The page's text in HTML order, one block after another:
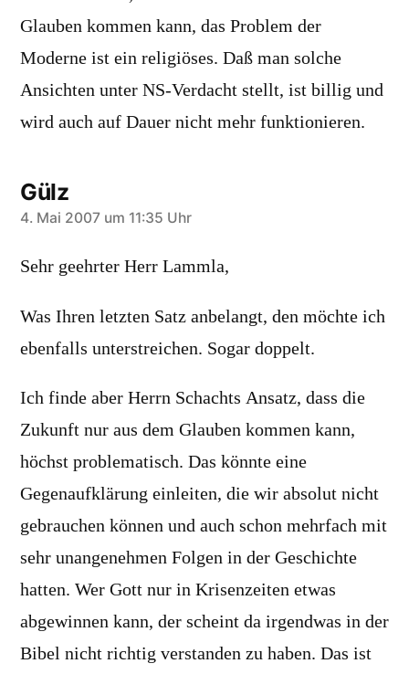
Glauben kommen kann, das Problem der
Moderne ist ein religiöses. Daß man solche
Ansichten unter NS-Verdacht stellt, ist billig und
wird auch auf Dauer nicht mehr funktionieren.
Gülz
schreibt:
4. Mai 2007 um 11:35 Uhr
Sehr geehrter Herr Lammla,
Was Ihren letzten Satz anbelangt, den möchte ich
ebenfalls unterstreichen. Sogar doppelt.
Ich finde aber Herrn Schachts Ansatz, dass die
Zukunft nur aus dem Glauben kommen kann,
höchst problematisch. Das könnte eine
Gegenaufklärung einleiten, die wir absolut nicht
gebrauchen können und auch schon mehrfach mit
sehr unangenehmen Folgen in der Geschichte
hatten. Wer Gott nur in Krisenzeiten etwas
abgewinnen kann, der scheint da irgendwas in der
Bibel nicht richtig verstanden zu haben. Das ist